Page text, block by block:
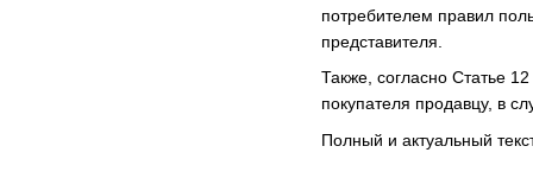
потребителем правил
представителя.
Также, согласно Статье
покупателя продавцу, в
Полный и актуальный